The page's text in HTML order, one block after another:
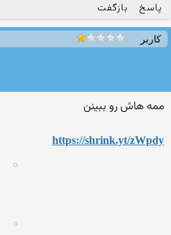
پاسخ بازگفت
کاربر
ممه هاش رو ببینن
https://shrink.yt/zWpdy